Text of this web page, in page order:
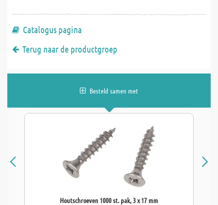
Catalogus pagina
Terug naar de productgroep
Besteld samen met
Houtschroeven 1000 st. pak, 3 x 17 mm